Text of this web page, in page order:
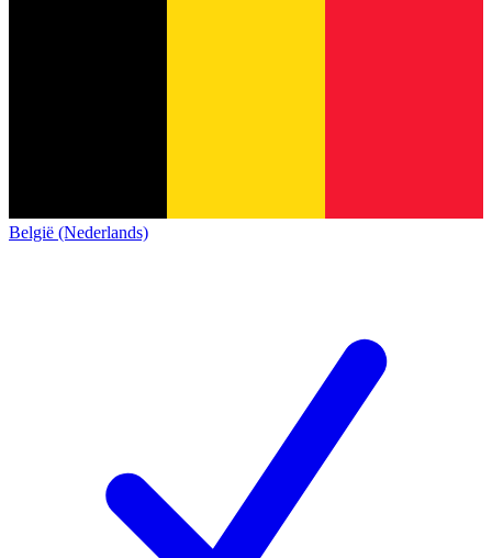
België (Nederlands)